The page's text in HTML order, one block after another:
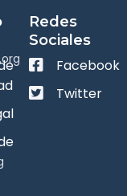
Redes
Sociales
Facebook
Twitter